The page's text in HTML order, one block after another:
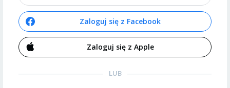
Zaloguj się z Facebook
Zaloguj się z Apple
LUB